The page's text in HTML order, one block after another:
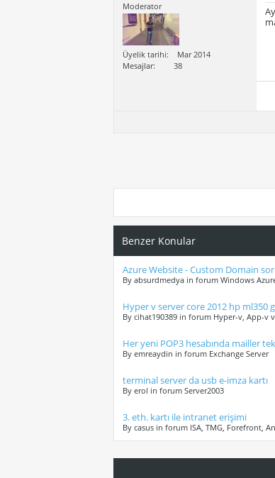
Moderator
Üyelik tarihi
Mar 2014
Mesajlar
38
Benzer Konular
Azure Website - Custom Domain
By absurdmedya in forum Windows
Hyper v server core 2012 hp ml350
By cihat190389 in forum Hyper-v, App-v
Her yeni POP3 hesabında mailler
By emreaydin in forum Exchange Server
terminal server da usb e-imza kartı
By erol in forum Server2003
3. eth. kartı ile intranet erişimi
By casus in forum ISA, TMG, Forefront,